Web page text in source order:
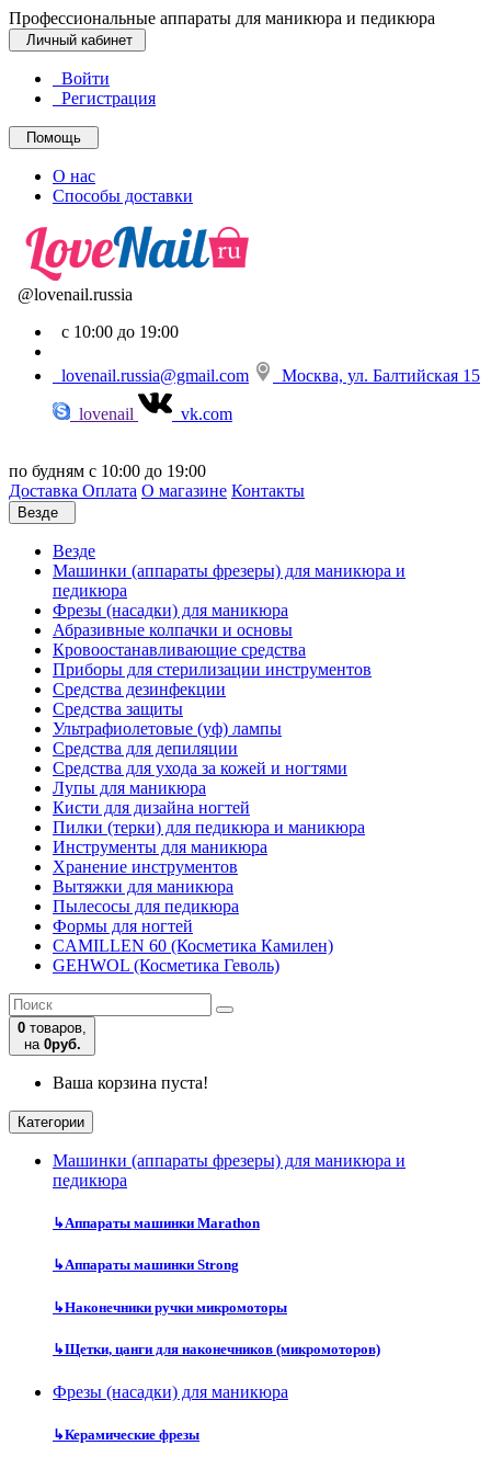
Профессиональные аппараты для маникюра и педикюра
Личный кабинет
Войти
Регистрация
Помощь
О нас
Способы доставки
@lovenail.russia
с 10:00 до 19:00
lovenail.russia@gmail.com Москва, ул. Балтийская 15
lovenail vk.com
по будням с 10:00 до 19:00
Доставка Оплата О магазине Контакты
Везде
Везде
Машинки (аппараты фрезеры) для маникюра и
педикюра
Фрезы (насадки) для маникюра
Абразивные колпачки и основы
Кровоостанавливающие средства
Приборы для стерилизации инструментов
Средства дезинфекции
Средства защиты
Ультрафиолетовые (уф) лампы
Средства для депиляции
Средства для ухода за кожей и ногтями
Лупы для маникюра
Кисти для дизайна ногтей
Пилки (терки) для педикюра и маникюра
Инструменты для маникюра
Хранение инструментов
Вытяжки для маникюра
Пылесосы для педикюра
Формы для ногтей
CAMILLEN 60 (Косметика Камилен)
GEHWOL (Косметика Геволь)
0 товаров,
на 0руб.
Ваша корзина пуста!
Категории
Машинки (аппараты фрезеры) для маникюра и
педикюра
↳Аппараты машинки Marathon
↳Аппараты машинки Strong
↳Наконечники ручки микромоторы
↳Щетки, цанги для наконечников (микромоторов)
Фрезы (насадки) для маникюра
↳Керамические фрезы